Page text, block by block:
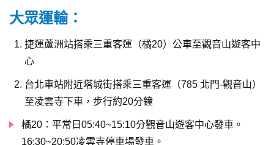
大眾運輸：
捷運蘆洲站搭乘三重客運（橘20）公車至觀音山遊客中
心
台北車站附近塔城街搭乘三重客運（785 北門-觀音山）
至凌雲寺下車，步行約20分鐘
橘20：平常日05:40~15:10分觀音山遊客中心發車。
16:30~20:50凌雲寺停車場發車。